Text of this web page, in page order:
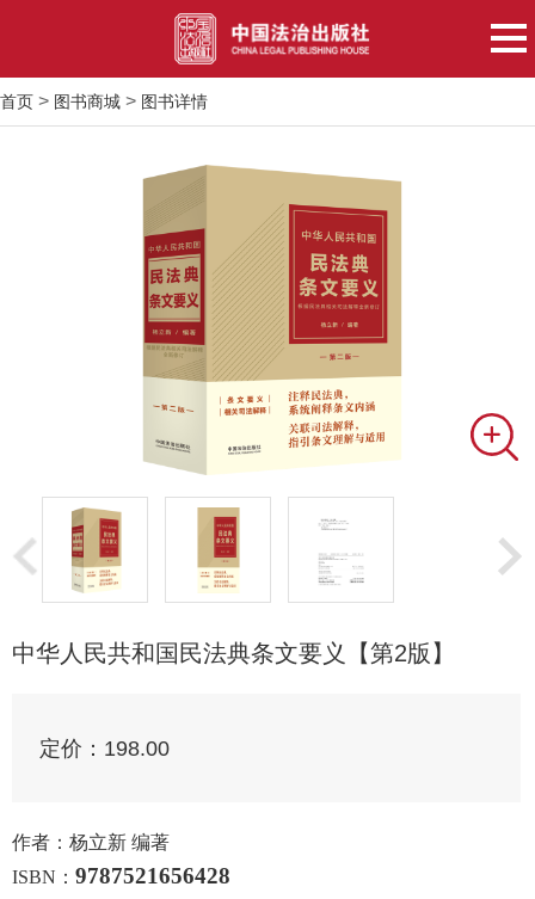
首页 > 图书商城 > 图书详情
中华人民共和国民法典条文要义【第2版】
定价： 198.00
作者：杨立新 编著
ISBN： 9787521656428